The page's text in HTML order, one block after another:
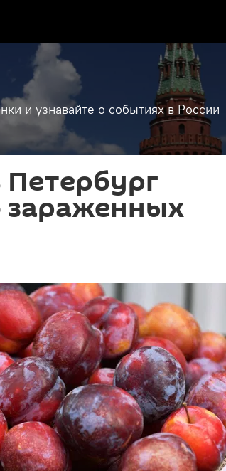
и узнавайте о событиях в России
зараженных